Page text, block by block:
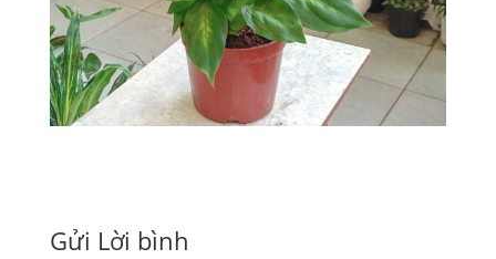
Gửi Lời bình